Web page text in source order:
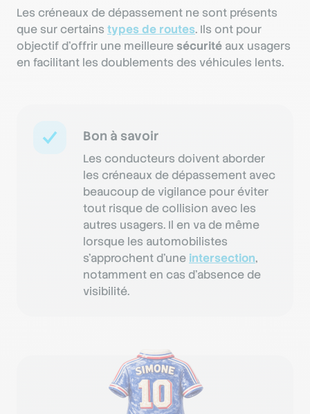
Les créneaux de dépassement ne sont présents
que sur certains types de routes. Ils ont pour
objectif d’offrir une meilleuresécurité aux usagers
en facilitant les doublements des véhicules lents.
Bon à savoir
Les conducteurs doivent aborder
les créneaux de dépassement avec
beaucoup de vigilance pour éviter
tout risque de collision avec les
autres usagers. Il en va de même
lorsque les automobilistes
s’approchent d’une intersection,
notamment en cas d’absence de
visibilité.